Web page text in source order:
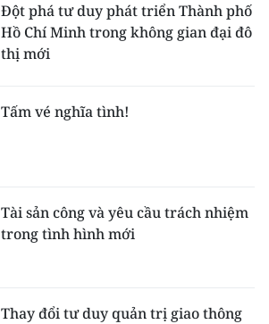
Đột phá tư duy phát triển Thành phố
Hồ Chí Minh trong không gian đại đô
thị mới
Tấm vé nghĩa tình!
Tài sản công và yêu cầu trách nhiệm
trong tình hình mới
Thay đổi tư duy quản trị giao thông